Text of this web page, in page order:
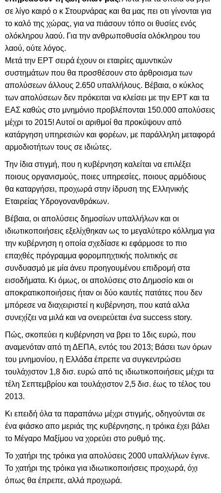
σε λίγο καιρό ο κ Στουρνάρας και θα μας πει οτι γίνονται για
το καλό της χώρας, για να πιάσουν τόπο οι θυσίες ενός
ολόκληρου λαού. Για την ανθρωποθυσία ολόκληρου του
λαού, ούτε λόγος.
Μετά την ΕΡΤ σειρά έχουν οι εταιρίες αμυντικών
συστημάτων που θα προσθέσουν στο άρθροισμα των
απολύσεων άλλους 2.650 υπαλλήλους. Βέβαια, ο κύκλος
των απολύσεων δεν πρόκειται να κλείσει με την ΕΡΤ και τα
ΕΑΣ καθώς στο μνημόνιο προβλέπονται 150.000 απολύσεις
μέχρι το 2015! Αυτοί οι αριθμοί θα προκύψουν από
κατάργηση υπηρεσιών και φορέων, με παράλληλη μεταφορά
αρμοδιοτήτων τους σε ιδιώτες.
Την ίδια στιγμή, που η κυβέρνηση καλείται να επιλέξει
ποιους οργανισμούς, ποιες υπηρεσίες, ποιους αρμόδιους
θα καταργήσει, προχωρά στην ίδρυση της Ελληνικής
Εταιρείας Υδρογονανθράκων.
Βέβαια, οι απολύσεις δημοσίων υπαλλήλων και οι
ιδιωτικοποιήσεις εξελίχθηκαν ως το μεγαλύτερο κόλλημα για
την κυβέρνηση η οποία σχεδίασε κι εφάρμοσε το πιο
επαχθές πρόγραμμα φορομπηχτικής πολιτικής σε
συνδυασμό με μία άνευ προηγουμένου επιδρομή στα
εισοδήματα. Κι όμως, οι απολύσεις στο Δημοσίο και οι
αποκρατικοποιήσεις ήταν οι δύο καυτές πατάτες που δεν
μπόρεσε να διαχειριστεί η κυβέρνηση, που κατά αλλα
συνεχίζει να μιλά και να ονειρεύεται ένα success story.
Πώς, σκοπεύει η κυβέρνηση να βρει το 1δις ευρώ, που
αναμενόταν από τη ΔΕΠΑ, εντός του 2013; Βάσει των όρων
του μνημονίου, η Ελλάδα έπρεπε να συγκεντρώσει
τουλάχιστον 1,8 δισ. ευρώ από τις ιδιωτικοποιήσεις μέχρι τα
τέλη Σεπτεμβρίου και τουλάχιστον 2,5 δισ. έως το τέλος του
2013.
Κι επειδή όλα τα παραπάνω μέχρι στιγμής, οδηγούνται σε
ένα φιάσκο απο μεριάς της κυβέρνησης, η τρόικα έχει βάλει
το Μέγαρο Μαξίμου να χορεύει στο ρυθμό της.
Το χατήρι της τρόικα για απολύσεις 2000 υπαλλήλων έγινε.
Το χατήρι της τρόικα για ιδιωτικοποιήσεις προχωρά, όχι
όπως θα έπρεπε, αλλά προχωρά.